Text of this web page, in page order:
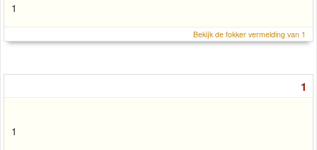
1
Bekijk de fokker vermelding van 1
1
1